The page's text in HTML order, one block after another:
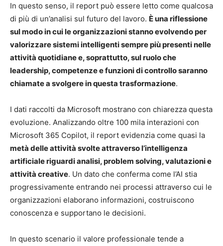
In questo senso, il report può essere letto come qualcosa
di più di un’analisi sul futuro del lavoro. È una riflessione
sul modo in cui le organizzazioni stanno evolvendo per
valorizzare sistemi intelligenti sempre più presenti nelle
attività quotidiane e, soprattutto, sul ruolo che
leadership, competenze e funzioni di controllo saranno
chiamate a svolgere in questa trasformazione.
I dati raccolti da Microsoft mostrano con chiarezza questa
evoluzione. Analizzando oltre 100 mila interazioni con
Microsoft 365 Copilot, il report evidenzia come quasi la
metà delle attività svolte attraverso l’intelligenza
artificiale riguardi analisi, problem solving, valutazioni e
attività creative. Un dato che conferma come l’AI stia
progressivamente entrando nei processi attraverso cui le
organizzazioni elaborano informazioni, costruiscono
conoscenza e supportano le decisioni.
In questo scenario il valore professionale tende a